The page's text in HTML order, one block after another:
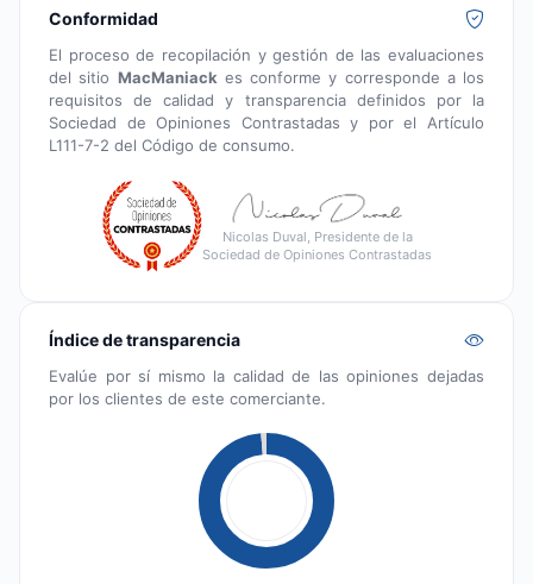
Conformidad
El proceso de recopilación y gestión de las evaluaciones
del sitio MacManiack es conforme y corresponde a los
requisitos de calidad y transparencia definidos por la
Sociedad de Opiniones Contrastadas y por el Artículo
L111-7-2 del Código de consumo.
Nicolas Duval, Presidente de la
Sociedad de Opiniones Contrastadas
Índice de transparencia
Evalúe por sí mismo la calidad de las opiniones dejadas
por los clientes de este comerciante.